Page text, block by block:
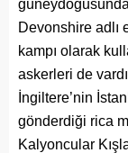
Devonshire adlı
kampı olarak
askerleri de
İngiltere’nin
gönderdiği rica
Kalyoncular